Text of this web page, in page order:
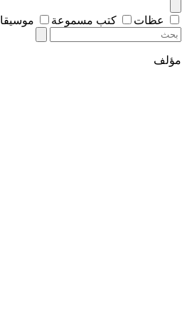
عظات كتب مسموعة موسيقا
مؤلف